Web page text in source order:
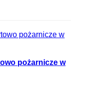
pożarnicze w